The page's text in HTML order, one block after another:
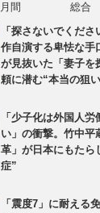
月間
総合
「探さないでくだ
作自演する卑怯な手
が見抜いた「妻子を
頼に潜む“本当の狙
「少子化は外国人
い」の衝撃。竹中平
革」が日本にもたら
症”
「震度7」に耐える